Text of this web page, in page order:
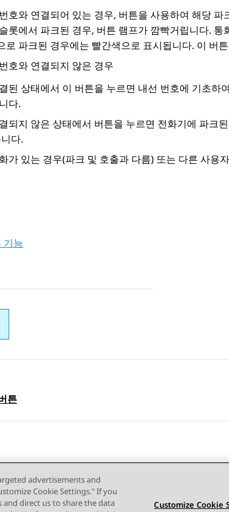
호와 연결되어 있는 경우, 버튼을 사용하여 해당
롯에서 파크된 경우, 버튼 램프가 깜빡거립니다.
로 파크된 경우에는 빨간색으로 표시됩니다. 이 버
호와 연결되지 않은 경우
된 상태에서 이 버튼을 누르면 내선 번호에 기초
다.
되지 않은 상태에서 버튼을 누르면 전화기에 파크
다.
가 있는 경우(파크 및 호출과 다름) 또는 다른 사용
기능
튼
advertisements and
Cookie Settings." If you
direct us to share the data
Customize Cookie